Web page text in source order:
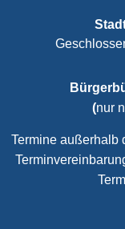
Klicken,
(nur
Termine außerhalb